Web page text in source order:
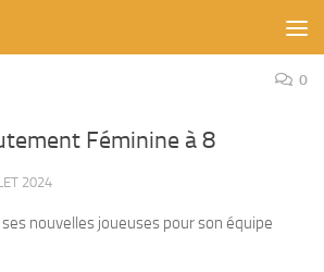
0
Féminine à 8
2024
ses nouvelles joueuses pour son équipe